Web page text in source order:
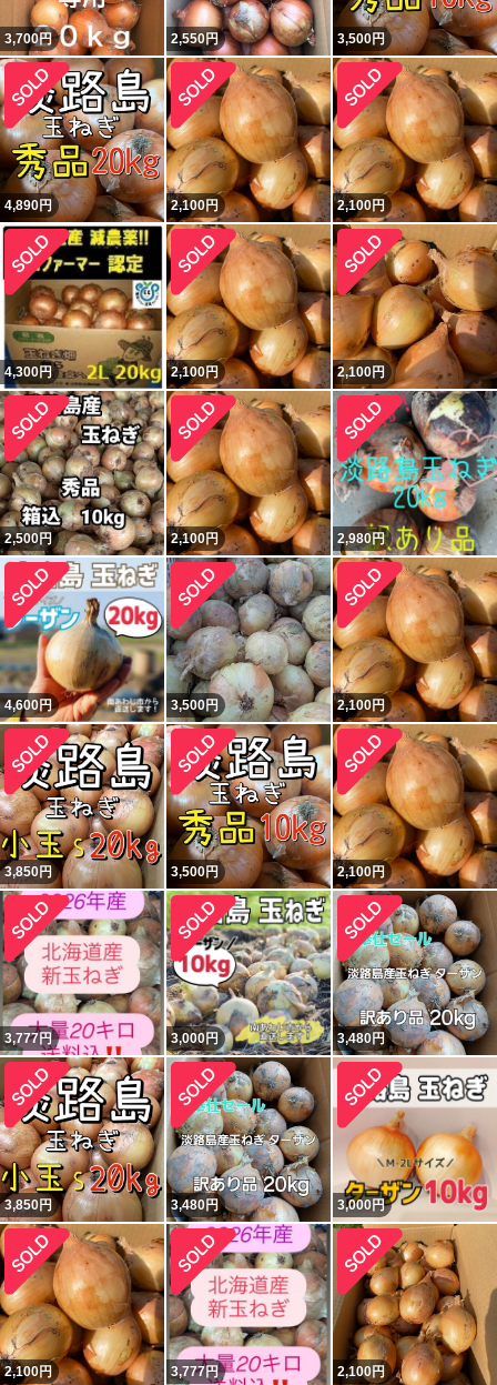
3,700円 2,550円 3,500円
4,890円 2,100円 2,100円
4,300円 2,100円 2,100円
2,500円 2,100円 2,980円
4,600円 3,500円 2,100円
3,850円 3,500円 2,100円
3,777円 3,000円 3,480円
3,850円 3,480円 3,000円
2,100円 3,777円 2,100円